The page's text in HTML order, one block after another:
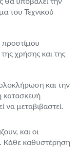
του Τεχνικού
χρήσης και της
και την
να μεταβιβαστεί.
και οι
Κάθε καθυστέρηση